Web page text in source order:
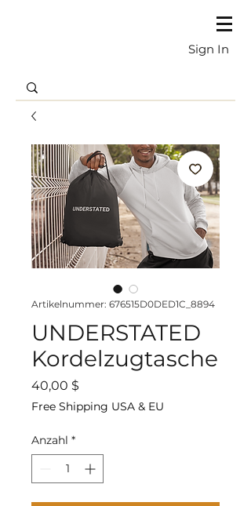
Sign In
Artikelnummer: 676515D0DED1C_8894
UNDERSTATED
Kordelzugtasche
40,00 $
Free Shipping USA & EU
Anzahl *